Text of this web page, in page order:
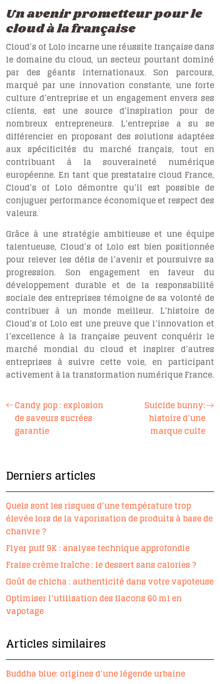
Un avenir prometteur pour le
cloud à la française
Cloud’s of Lolo incarne une réussite française dans
le domaine du cloud, un secteur pourtant dominé
par des géants internationaux. Son parcours,
marqué par une innovation constante, une forte
culture d’entreprise et un engagement envers ses
clients, est une source d’inspiration pour de
nombreux entrepreneurs. L’entreprise a su se
différencier en proposant des solutions adaptées
aux spécificités du marché français, tout en
contribuant à la souveraineté numérique
européenne. En tant que prestataire cloud France,
Cloud’s of Lolo démontre qu’il est possible de
conjuguer performance économique et respect des
valeurs.
Grâce à une stratégie ambitieuse et une équipe
talentueuse, Cloud’s of Lolo est bien positionnée
pour relever les défis de l’avenir et poursuivre sa
progression. Son engagement en faveur du
développement durable et de la responsabilité
sociale des entreprises témoigne de sa volonté de
contribuer à un monde meilleur. L’histoire de
Cloud’s of Lolo est une preuve que l’innovation et
l’excellence à la française peuvent conquérir le
marché mondial du cloud et inspirer d’autres
entreprises à suivre cette voie, en participant
activement à la transformation numérique France.
Candy pop : explosion
de saveurs sucrées
garantie
Suicide bunny:
histoire d’une
marque culte
Derniers articles
Quels sont les risques d’une température trop
élevée lors de la vaporisation de produits à base de
chanvre ?
Flyer puff 9K : analyse technique approfondie
Fraise crème fraîche : le dessert sans calories ?
Goût de chicha : authenticité dans votre vapoteuse
Optimiser l’utilisation des flacons 60 ml en
vapotage
Articles similaires
Buddha blue: origines d’une légende urbaine